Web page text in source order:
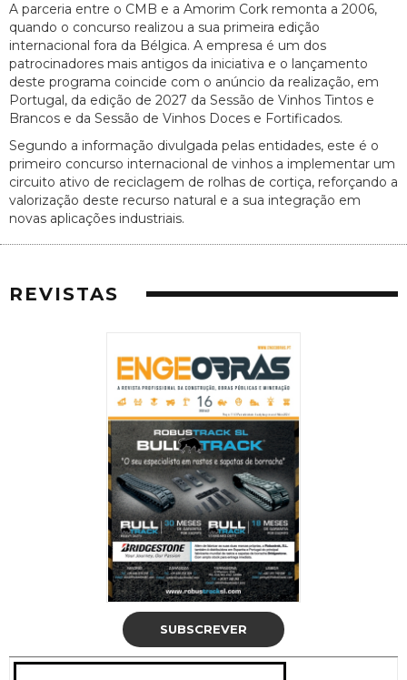
A parceria entre o CMB e a Amorim Cork remonta a 2006,
quando o concurso realizou a sua primeira edição
internacional fora da Bélgica. A empresa é um dos
patrocinadores mais antigos da iniciativa e o lançamento
deste programa coincide com o anúncio da realização, em
Portugal, da edição de 2027 da Sessão de Vinhos Tintos e
Brancos e da Sessão de Vinhos Doces e Fortificados.
Segundo a informação divulgada pelas entidades, este é o
primeiro concurso internacional de vinhos a implementar um
circuito ativo de reciclagem de rolhas de cortiça, reforçando a
valorização deste recurso natural e a sua integração em
novas aplicações industriais.
REVISTAS
SUBSCREVER